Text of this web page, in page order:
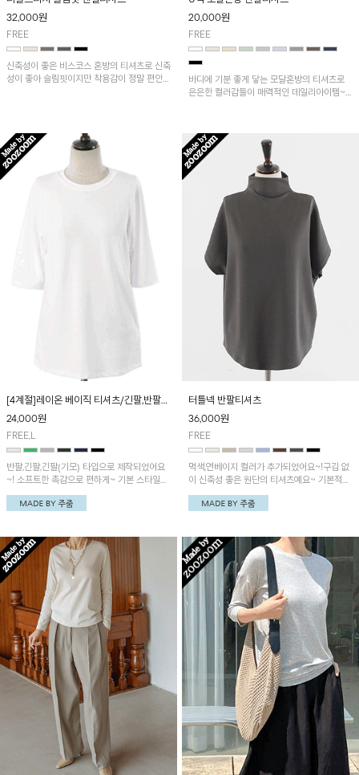
32,000원
FREE
신축성이 좋은 비스코스 혼방의 티셔츠로 신축
성이 좋아 슬림핏이지만 착용감이 정말 편안한
20,000원
FREE
바디에 기분 좋게 닿는 모달혼방의 티셔츠로
은은한 컬러감들이 매력적인 데일리아이템~
[4계절]레이온 베이직 티셔츠/긴팔,반팔
선택가능
24,000원
FREE,L
반팔,긴팔,긴팔(기모) 타입으로 제작되었어요
~! 소프트한 촉감으로 편하게~ 기본 스타일로
다양하게 매치 가능한 활용 만점 제품이에요~
터틀넥 반팔티셔츠
36,000원
FREE
먹색,연베이지 컬러가 추가되었어요~!구김 없
이 신축성 좋은 원단의 티셔츠예요~ 기본적인
터틀넥 디자인으로 여기저기 매치하기 좋아요!